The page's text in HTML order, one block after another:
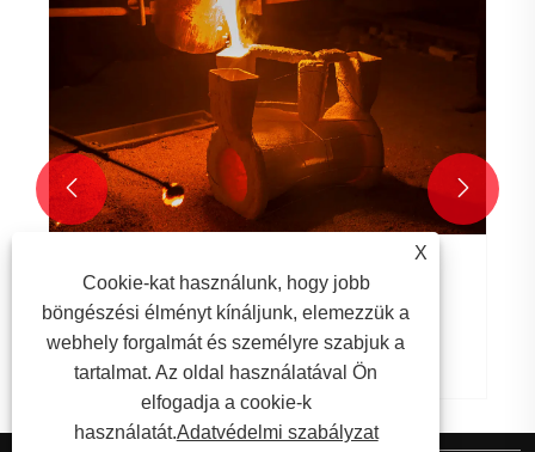
A globális piacok kiszolgálásából levont
tanulságok – Ningbo Shengffa hardver
Mutass többet >>
 
X
Cookie-kat használunk, hogy jobb
böngészési élményt kínáljunk, elemezzük a
webhely forgalmát és személyre szabjuk a
tartalmat. Az oldal használatával Ön
elfogadja a cookie-k
használatát.Adatvédelmi szabályzat